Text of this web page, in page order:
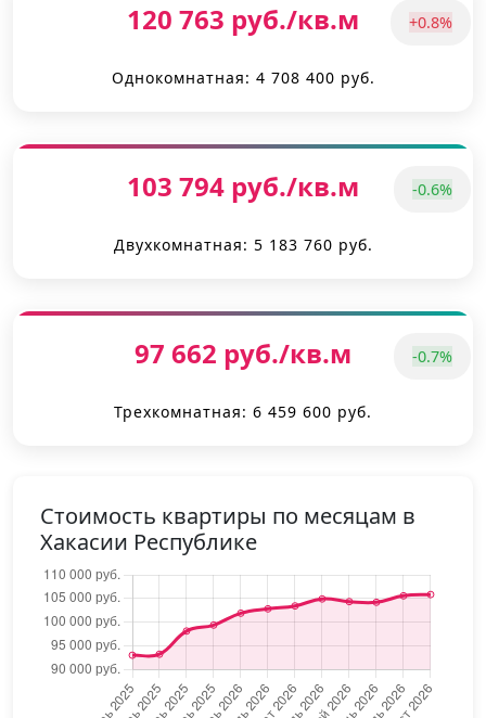
120 763 руб./кв.м +0.8%
Однокомнатная: 4 708 400 руб.
103 794 руб./кв.м -0.6%
Двухкомнатная: 5 183 760 руб.
97 662 руб./кв.м -0.7%
Трехкомнатная: 6 459 600 руб.
Стоимость квартиры по месяцам в
Хакасии Республике